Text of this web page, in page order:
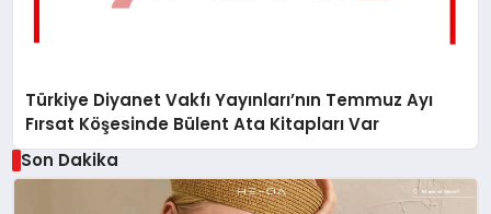
Türkiye Diyanet Vakfı Yayınları’nın Temmuz Ayı
Fırsat Köşesinde Bülent Ata Kitapları Var
Son Dakika